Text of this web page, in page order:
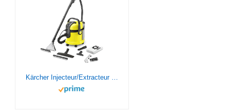
Kärcher Injecteur/Extracteur SE 4001 Plus, pour le Nettoyage des Surfaces Dures, Textiles et Meubles Rembourrés, avec Buse de Lavage pour Tapis & Rembourrage, Suceur Eau & Poussières, Suceur Fentes